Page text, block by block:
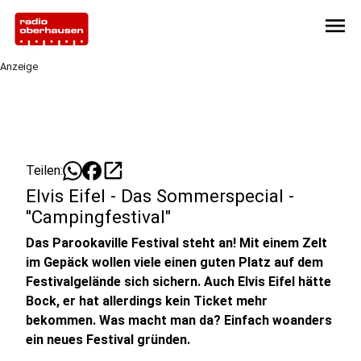
menu
Anzeige
Teilen: open_in_new
Elvis Eifel - Das Sommerspecial -
"Campingfestival"
Das Parookaville Festival steht an! Mit einem Zelt
im Gepäck wollen viele einen guten Platz auf dem
Festivalgelände sich sichern. Auch Elvis Eifel hätte
Bock, er hat allerdings kein Ticket mehr
bekommen. Was macht man da? Einfach woanders
ein neues Festival gründen.